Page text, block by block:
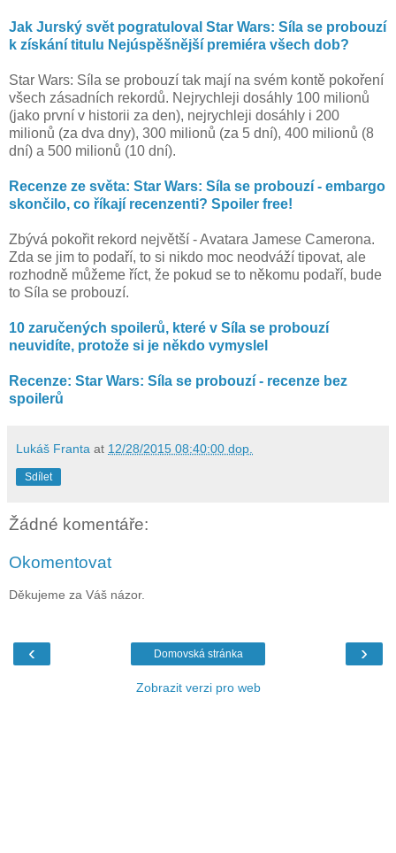
Jak Jurský svět pogratuloval Star Wars: Síla se probouzí
k získání titulu Nejúspěšnější premiéra všech dob?
Star Wars: Síla se probouzí tak mají na svém kontě pokoření
všech zásadních rekordů. Nejrychleji dosáhly 100 milionů
(jako první v historii za den), nejrychleji dosáhly i 200
milionů (za dva dny), 300 milionů (za 5 dní), 400 milionů (8
dní) a 500 milionů (10 dní).
Recenze ze světa: Star Wars: Síla se probouzí - embargo
skončilo, co říkají recenzenti? Spoiler free!
Zbývá pokořit rekord největší - Avatara Jamese Camerona.
Zda se jim to podaří, to si nikdo moc neodváží tipovat, ale
rozhodně můžeme říct, že pokud se to někomu podaří, bude
to Síla se probouzí.
10 zaručených spoilerů, které v Síla se probouzí
neuvidíte, protože si je někdo vymyslel
Recenze: Star Wars: Síla se probouzí - recenze bez
spoilerů
Lukáš Franta at 12/28/2015 08:40:00 dop.
Sdílet
Žádné komentáře:
Okomentovat
Děkujeme za Váš názor.
‹ ›
Domovská stránka
Zobrazit verzi pro web